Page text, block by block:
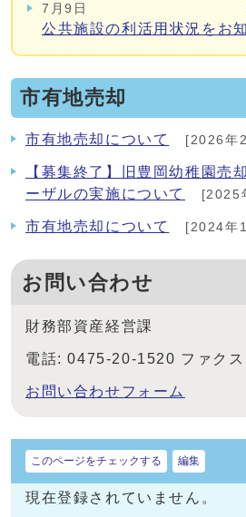
7月9日
公共施設の利活用状況をお
市有地売却
市有地売却について [2026年
【募集終了】旧豊岡幼稚園売
ーザルの実施について
[2025
市有地売却について [2024年
お問い合わせ
財務部資産経営課
電話: 0475-20-1520 ファク
お問い合わせフォーム
このページをチェックする 編集
現在登録されていません。